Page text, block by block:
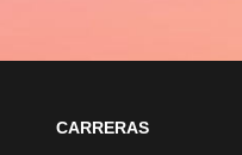
CARRERAS